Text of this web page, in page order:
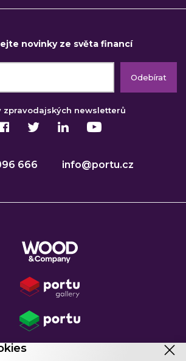
novinky ze světa financí
Odebírat
zpravodajských newsletterů
666 info@portu.cz
Copyright © 2026